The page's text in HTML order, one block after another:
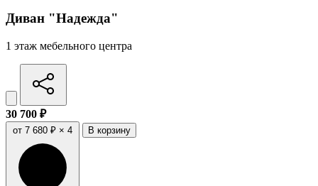
Диван "Надежда"
1 этаж мебельного центра
30 700 ₽
от 7 680 ₽ × 4 В корзину